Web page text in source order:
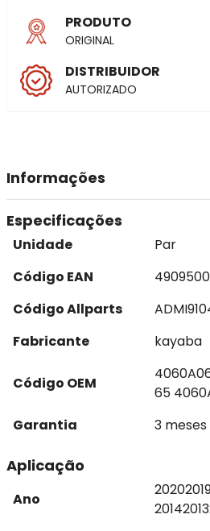
PRODUTO
ORIGINAL
DISTRIBUIDOR
AUTORIZADO
Informações
Especificações
Unidade
Par
Código EAN
Código Allparts
Fabricante
kayaba
Código OEM
65
Garantia
3 meses
Aplicação
Ano
2020
20142013